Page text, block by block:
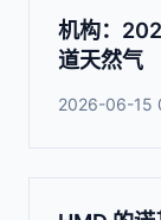
机构：
道天然气
2026-06-15